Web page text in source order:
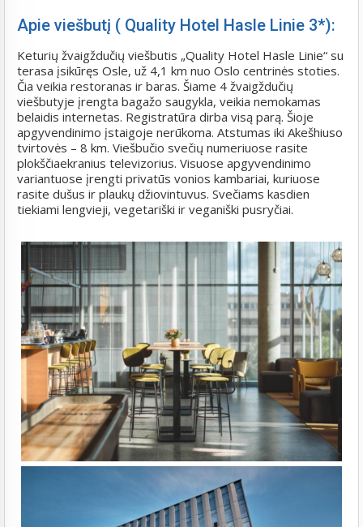
Apie viešbutį ( Quality Hotel Hasle Linie 3*):
Keturių žvaigždučių viešbutis „Quality Hotel Hasle Linie“ su
terasa įsikūręs Osle, už 4,1 km nuo Oslo centrinės stoties.
Čia veikia restoranas ir baras. Šiame 4 žvaigždučių
viešbutyje įrengta bagažo saugykla, veikia nemokamas
belaidis internetas. Registratūra dirba visą parą. Šioje
apgyvendinimo įstaigoje nerūkoma. Atstumas iki Akešhiuso
tvirtovės – 8 km. Viešbučio svečių numeriuose rasite
plokščiaekranius televizorius. Visuose apgyvendinimo
variantuose įrengti privatūs vonios kambariai, kuriuose
rasite dušus ir plaukų džiovintuvus. Svečiams kasdien
tiekiami lengvieji, vegetariški ir veganiški pusryčiai.